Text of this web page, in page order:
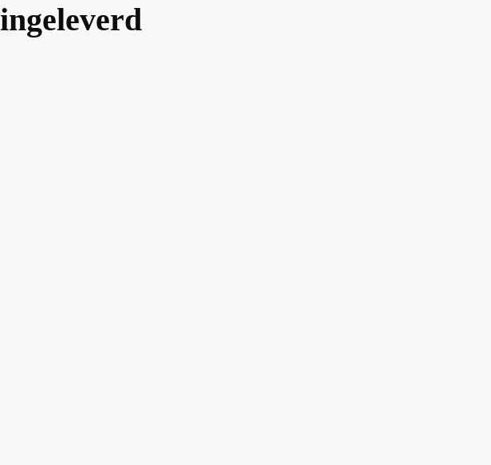
ingeleverd